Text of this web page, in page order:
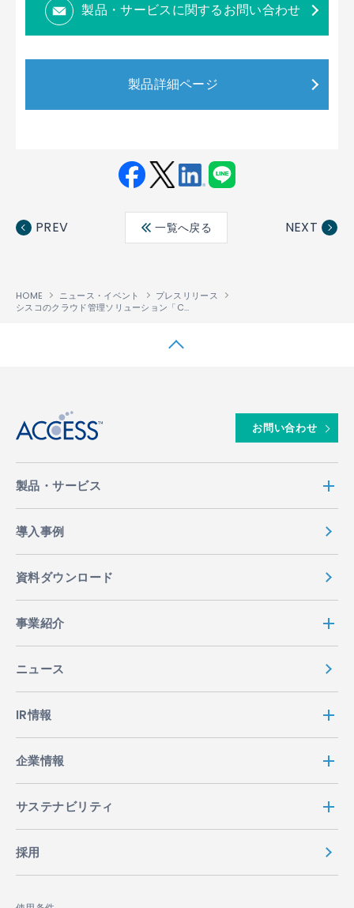
製品・サービスに関するお問い合わせ
製品詳細ページ
ebo ter
edin
PREV 一覧へ戻る NEXT
HOME ニュース・イベント
プレスリリース
シスコのクラウド管理ソリューション「Cisco Meraki」と、「Linkit
お問い合わせ
製品・サービス
導入事例
資料ダウンロード
事業紹介
ニュース
IR情報
企業情報
サステナビリティ
採用